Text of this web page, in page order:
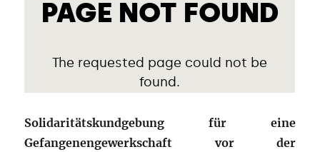
Solidaritätskundgebung für eine
Gefangenengewerkschaft vor der